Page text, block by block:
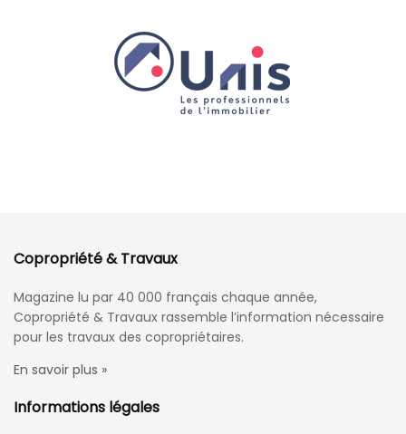
Copropriété & Travaux
Magazine lu par 40 000 français chaque année,
Copropriété & Travaux rassemble l’information nécessaire
pour les travaux des copropriétaires.
En savoir plus »
Informations légales